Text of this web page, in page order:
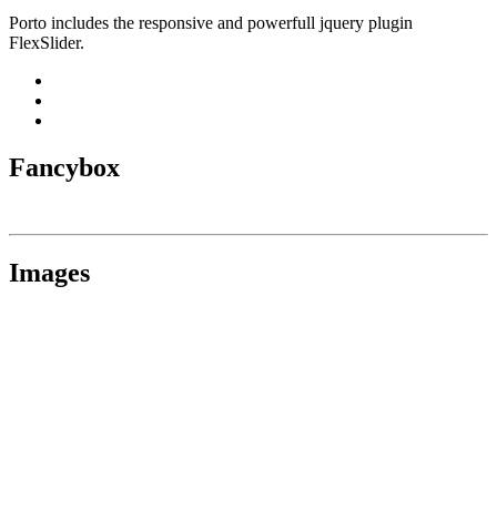
Porto includes the responsive and powerfull jquery plugin
FlexSlider.
Fancybox
Images